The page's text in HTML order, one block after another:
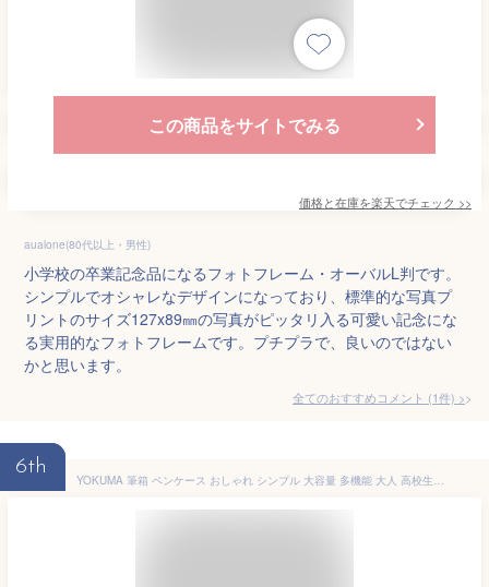
この商品をサイトでみる
価格と在庫を楽天でチェック >>
aualone(80代以上・男性)
小学校の卒業記念品になるフォトフレーム・オーバルL判です。
シンプルでオシャレなデザインになっており、標準的な写真プ
リントのサイズ127x89㎜の写真がピッタリ入る可愛い記念にな
る実用的なフォトフレームです。プチプラで、良いのではない
かと思います。
全てのおすすめコメント (1件) >
6th
YOKUMA 筆箱 ペンケース おしゃれ シンプル 大容量 多機能 大人 高校生 中学生 男の子 女の子 大学生 小学生 子供用 (ブラック)